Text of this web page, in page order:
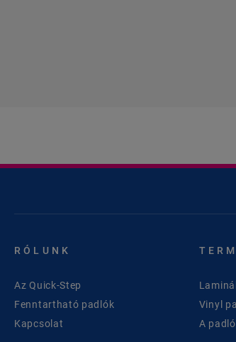
RÓLUNK
Az Quick-Step
Fenntartható padlók
Kapcsolat
Vinyl
A